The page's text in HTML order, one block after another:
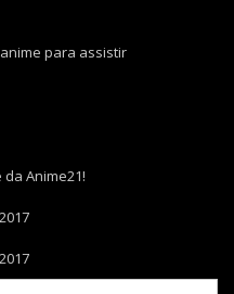
para assistir
Anime21!